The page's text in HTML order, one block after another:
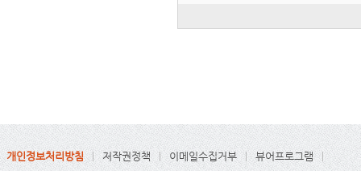
개인정보처리방침 저작권정책 이메일수집거부 뷰어프로그램